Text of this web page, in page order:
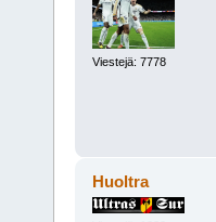
Viestejä: 7778
Huoltra